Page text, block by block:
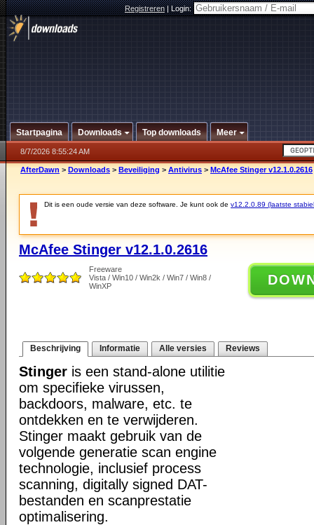
Registreren|Login:
Startpagina Downloads Top downloads Meer
8/7/2026 8:55:24 AM
AfterDawn > Downloads > Beveiliging > Antivirus > McAfee Stinger v12.1.0.2616
Dit is een oude versie van deze software. Je kunt ook de v12.2.0.89 (laatste
McAfee Stinger v12.1.0.2616
Freeware
Vista / Win10 / Win2k / Win7 / Win8 /
WinXP
Beschrijving Informatie Alle versies Reviews
Stinger is een stand-alone utilitie
om specifieke virussen,
backdoors, malware, etc. te
ontdekken en te verwijderen.
Stinger maakt gebruik van de
volgende generatie scan engine
technologie, inclusief process
scanning, digitally signed DAT-
bestanden en scanprestatie
optimalisering.